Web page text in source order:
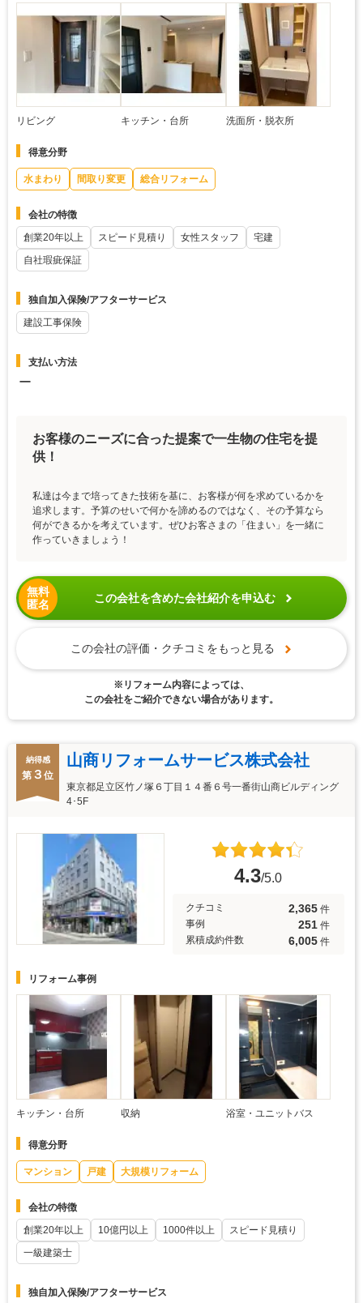
リビング キッチン・台所 洗面所・脱衣所
得意分野
水まわり 間取り変更 総合リフォーム
会社の特徴
創業20年以上
スピード見積り 女性スタッフ
宅建
自社瑕疵保証
独自加入保険/アフターサービス
建設工事保険
支払い方法
ー
お客様のニーズに合った提案で一生物の住宅を提
供！
私達は今まで培ってきた技術を基に、お客様が何を求めているかを
追求します。予算のせいで何かを諦めるのではなく、その予算なら
何ができるかを考えています。ぜひお客さまの「住まい」を一緒に
作っていきましょう！
無料
匿名
この会社を含めた会社紹介を申込む
この会社の評価・クチコミをもっと見る
※リフォーム内容によっては、
この会社をご紹介できない場合があります。
納得感
第 ３ 位
山商リフォームサービス株式会社
東京都足立区竹ノ塚６丁目１４番６号一番街山商ビルディング
4･5F
4.3/5.0
クチコミ 2,365 件
事例
251 件
累積成約件数
6,005 件
リフォーム事例
キッチン・台所 収納 浴室・ユニットバス
得意分野
マンション 戸建 大規模リフォーム
会社の特徴
創業20年以上
10億円以上 1000件以上
スピード見積り
一級建築士
独自加入保険/アフターサービス